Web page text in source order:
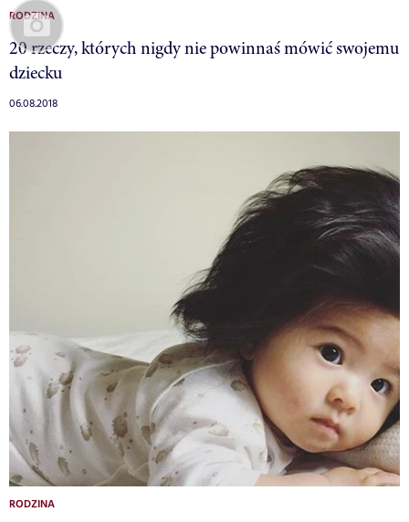
RODZINA
20 rzeczy, których nigdy nie powinnaś mówić swojemu
dziecku
06.08.2018
RODZINA